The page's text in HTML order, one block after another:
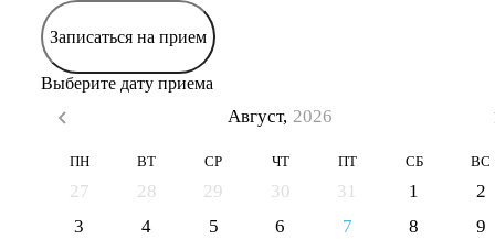
Записаться на прием
Выберите дату приема
Август, 2026
ПН ВТ СР ЧТ ПТ СБ ВС
27 28 29 30 31 1
2
3
4 5 6 7 8
9